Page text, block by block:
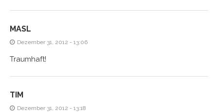
MASL
Dezember 31, 2012 - 13:06
Traumhaft!
TIM
Dezember 31, 2012 - 13:18